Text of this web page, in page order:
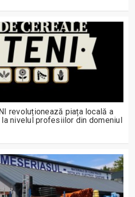
revoluționează piața locală a
nivelul profesiilor din domeniul